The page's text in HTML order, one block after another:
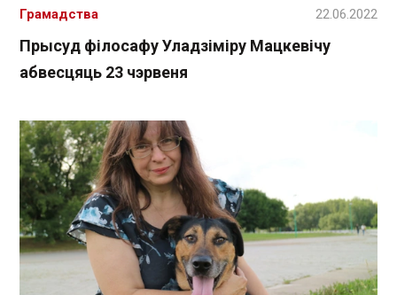
Прысуд філосафу Уладзіміру Мацкевічу
абвесцяць 23 чэрвеня
Грамадства 22.06.2022